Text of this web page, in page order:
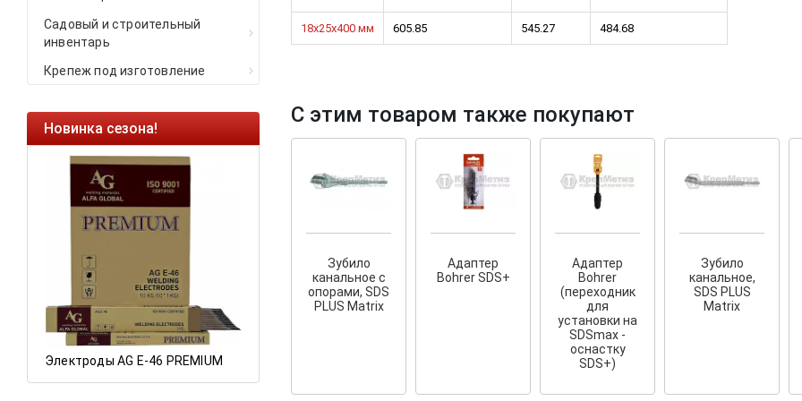
Садовый и строительный
инвентарь
Крепеж под изготовление
Новинка сезона!
Электроды AG E-46 PREMIUM
Ликвидация остатков!
HARPOON EURO
остатков по ценам 2020 года!
Cкрытый крепеж
Крепление террас и фасадов
У нас появился
и фасадов.
18х25х400 мм 605.85 545.27 484.68
С этим товаром также покупают
Зубило
канальное с
опорами, SDS
PLUS Matrix
Адаптер
Bohrer SDS+
Адаптер
Bohrer
(переходник
для
установки на
SDSmax -
оснастку
SDS+)
Зубило
канальное,
SDS PLUS
Matrix